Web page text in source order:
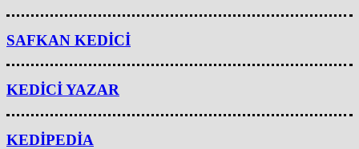
SAFKAN KEDİCİ
KEDİCİ YAZAR
KEDİPEDİA